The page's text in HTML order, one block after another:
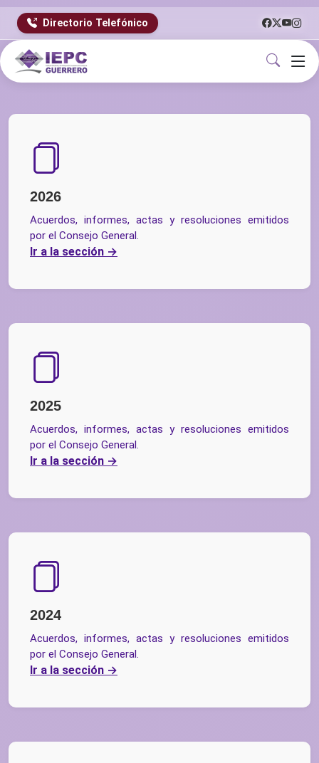
Directorio Telefónico
2026
Acuerdos, informes, actas y resoluciones emitidos
por el Consejo General.
Ir a la sección
2025
Acuerdos, informes, actas y resoluciones emitidos
por el Consejo General.
Ir a la sección
2024
Acuerdos, informes, actas y resoluciones emitidos
por el Consejo General.
Ir a la sección